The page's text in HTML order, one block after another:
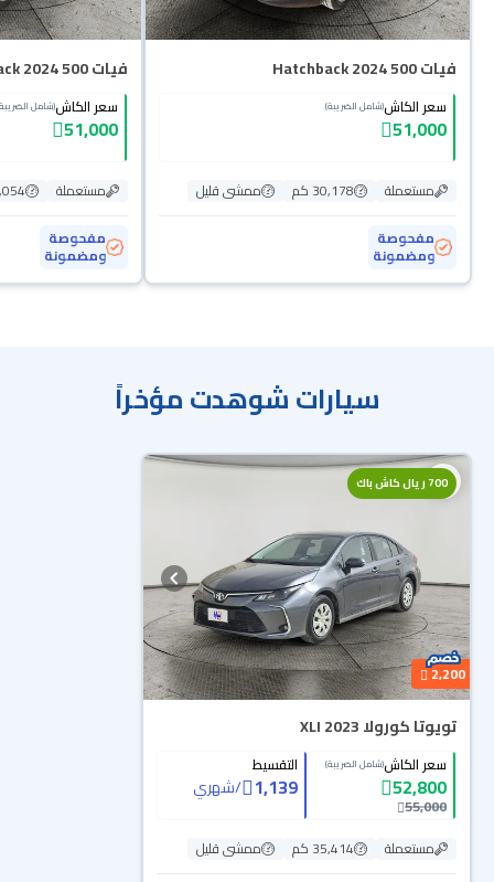
فيات 500 Hatchback 2024
سعر الكاش(شامل الضريبة)
51,000
مستعملة 30,178 كم
ممشى قليل
مفحوصة
ومضمونة
فيات 500 Hatchback 2024
سعر الكاش(شامل
51,000
مستعملة
مفحوصة
ومضمونة
سيارات شوهدت مؤخراً
700 ريال كاش باك
2,200
تويوتا كورولا XLI 2023
سعر الكاش(شامل الضريبة)
52,800
55,000
التقسيط
1,139
/شهري
مستعملة 35,414 كم
ممشى قليل